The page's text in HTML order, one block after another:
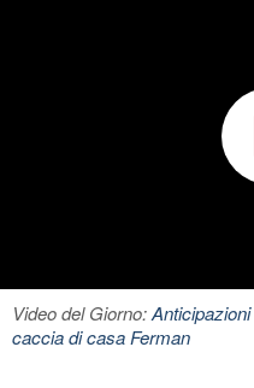
Video del Giorno:
caccia di casa Ferman